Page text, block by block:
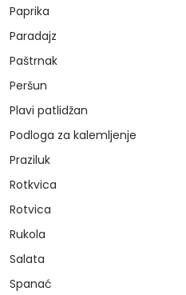
Paprika
Paradajz
Paštrnak
Peršun
Plavi patlidžan
Podloga za kalemljenje
Praziluk
Rotkvica
Rotvica
Rukola
Salata
Spanać